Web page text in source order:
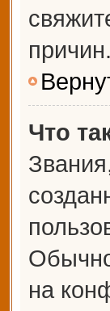
причин.
Что
на